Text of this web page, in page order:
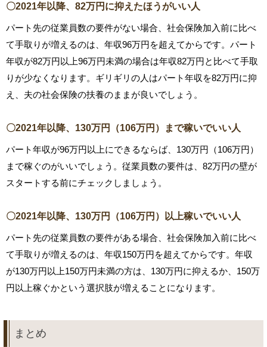
〇2021年以降、82万円に抑えたほうがいい人
パート先の従業員数の要件がない場合、社会保険加入前に比べ
て手取りが増えるのは、年収96万円を超えてからです。パート
年収が82万円以上96万円未満の場合は年収82万円と比べて手取
りが少なくなります。ギリギリの人はパート年収を82万円に抑
え、夫の社会保険の扶養のままが良いでしょう。
〇2021年以降、130万円（106万円）まで稼いでいい人
パート年収が96万円以上にできるならば、130万円（106万円）
まで稼ぐのがいいでしょう。従業員数の要件は、82万円の壁が
スタートする前にチェックしましょう。
〇2021年以降、130万円（106万円）以上稼いでいい人
パート先の従業員数の要件がある場合、社会保険加入前に比べ
て手取りが増えるのは、年収150万円を超えてからです。年収
が130万円以上150万円未満の方は、130万円に抑えるか、150万
円以上稼ぐかという選択肢が増えることになります。
まとめ